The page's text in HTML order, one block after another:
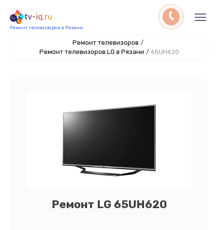
tv-iq.ru
Ремонт телевизоров в Рязани
Ремонт телевизоров /
Ремонт телевизоров LG в Рязани / 65UH620
Ремонт LG 65UH620